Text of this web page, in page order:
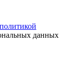
политикой
данных